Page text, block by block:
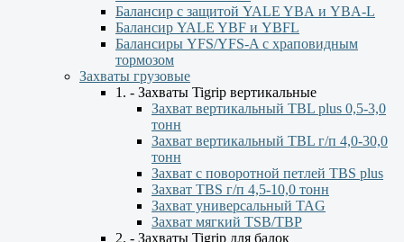
Балансир с защитой YALE YBА и YBА-L
Балансир YALE YBF и YBFL
Балансиры YFS/YFS-A с храповидным
тормозом
Захваты грузовые
1. - Захваты Tigrip вертикальные
Захват вертикальный TBL plus 0,5-3,0
тонн
Захват вертикальный TBL г/п 4,0-30,0
тонн
Захват с поворотной петлей TBS plus
Захват TBS г/п 4,5-10,0 тонн
Захват универсальный TAG
Захват мягкий TSB/TBP
2. - Захваты Tigrip для балок